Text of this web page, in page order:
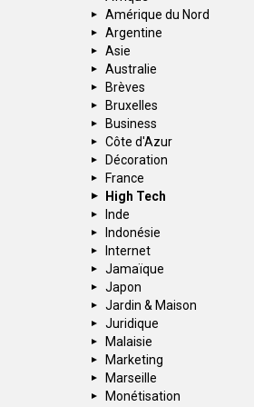
Amérique du Nord
Argentine
Asie
Australie
Brèves
Bruxelles
Business
Côte d'Azur
Décoration
France
High Tech
Inde
Indonésie
Internet
Jamaïque
Japon
Jardin & Maison
Juridique
Malaisie
Marketing
Marseille
Monétisation